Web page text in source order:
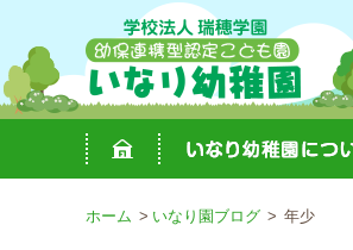
ホーム いなり園ブログ 年少